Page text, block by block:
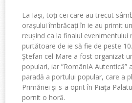
La Iași, toți cei care au trecut
orașului îmbrăcați în ie au primit
reușind ca la finalul
purtătoare de ie să fie de peste
Ştefan cel Mare a fost organizat
populari, iar ”RomânIA Autentică”
paradă a portului popular, care a
Primăriei şi s-a oprit în Piaţa
pornit o horă.